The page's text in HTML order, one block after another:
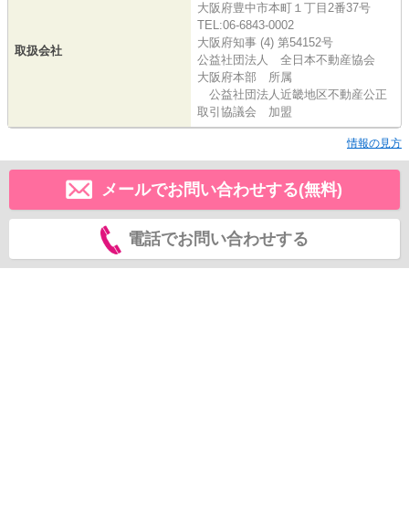
取扱会社
大阪府豊中市本町１丁目2番37号
TEL:06-6843-0002
大阪府知事 (4) 第54152号
公益社団法人 全日本不動産協会
大阪府本部 所属
公益社団法人近畿地区不動産公正
取引協議会 加盟
情報の見方
メールでお問い合わせする(無料)
電話でお問い合わせする